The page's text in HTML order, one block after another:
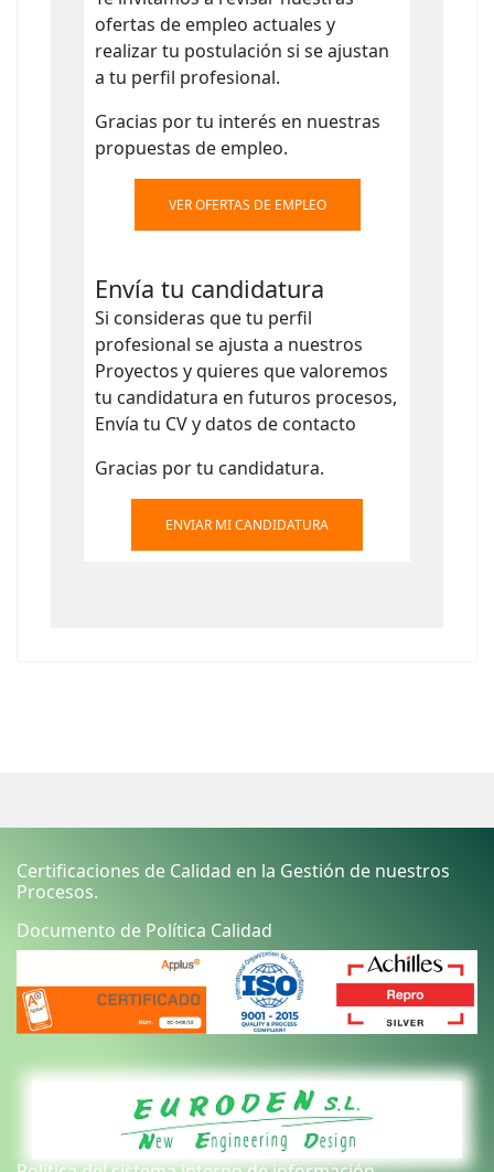
ofertas de empleo actuales y
realizar tu postulación si se ajustan
a tu perfil profesional.
Gracias por tu interés en nuestras
propuestas de empleo.
VER OFERTAS DE EMPLEO
Envía tu candidatura
Si consideras que tu perfil
profesional se ajusta a nuestros
Proyectos y quieres que valoremos
tu candidatura en futuros procesos,
Envía tu CV y datos de contacto
Gracias por tu candidatura.
ENVIAR MI CANDIDATURA
Certificaciones de Calidad en la Gestión de nuestros
Procesos.
Documento de Política Calidad